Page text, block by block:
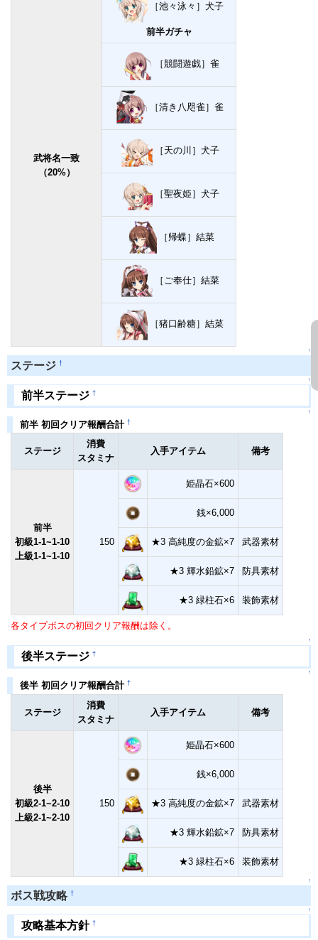
武将名一致
（20%）
［池々泳々］犬子
前半ガチャ
［競闘遊戯］雀
［清き八咫雀］雀
［天の川］犬子
［聖夜姫］犬子
［帰蝶］結菜
［ご奉仕］結菜
［猪口齢糖］結菜
↑
ステージ †
↑
前半ステージ †
↑
前半 初回クリア報酬合計 †
ステージ
消費
スタミナ
入手アイテム 備考
前半
初級1-1~1-10
上級1-1~1-10
150
姫晶石×600
銭×6,000
★3 高純度の金鉱×7 武器素材
★3 輝水鉛鉱×7 防具素材
★3 緑柱石×6 装飾素材
各タイプボスの初回クリア報酬は除く。
↑
後半ステージ †
↑
後半 初回クリア報酬合計 †
ステージ
消費
スタミナ
入手アイテム 備考
後半
初級2-1~2-10
上級2-1~2-10
150
姫晶石×600
銭×6,000
★3 高純度の金鉱×7 武器素材
★3 輝水鉛鉱×7 防具素材
★3 緑柱石×6 装飾素材
↑
ボス戦攻略 †
↑
攻略基本方針 †